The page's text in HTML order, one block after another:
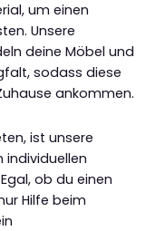
um einen
Unsere
deine Möbel und
sodass diese
ankommen.
ist unsere
individuellen
ob du einen
Hilfe beim